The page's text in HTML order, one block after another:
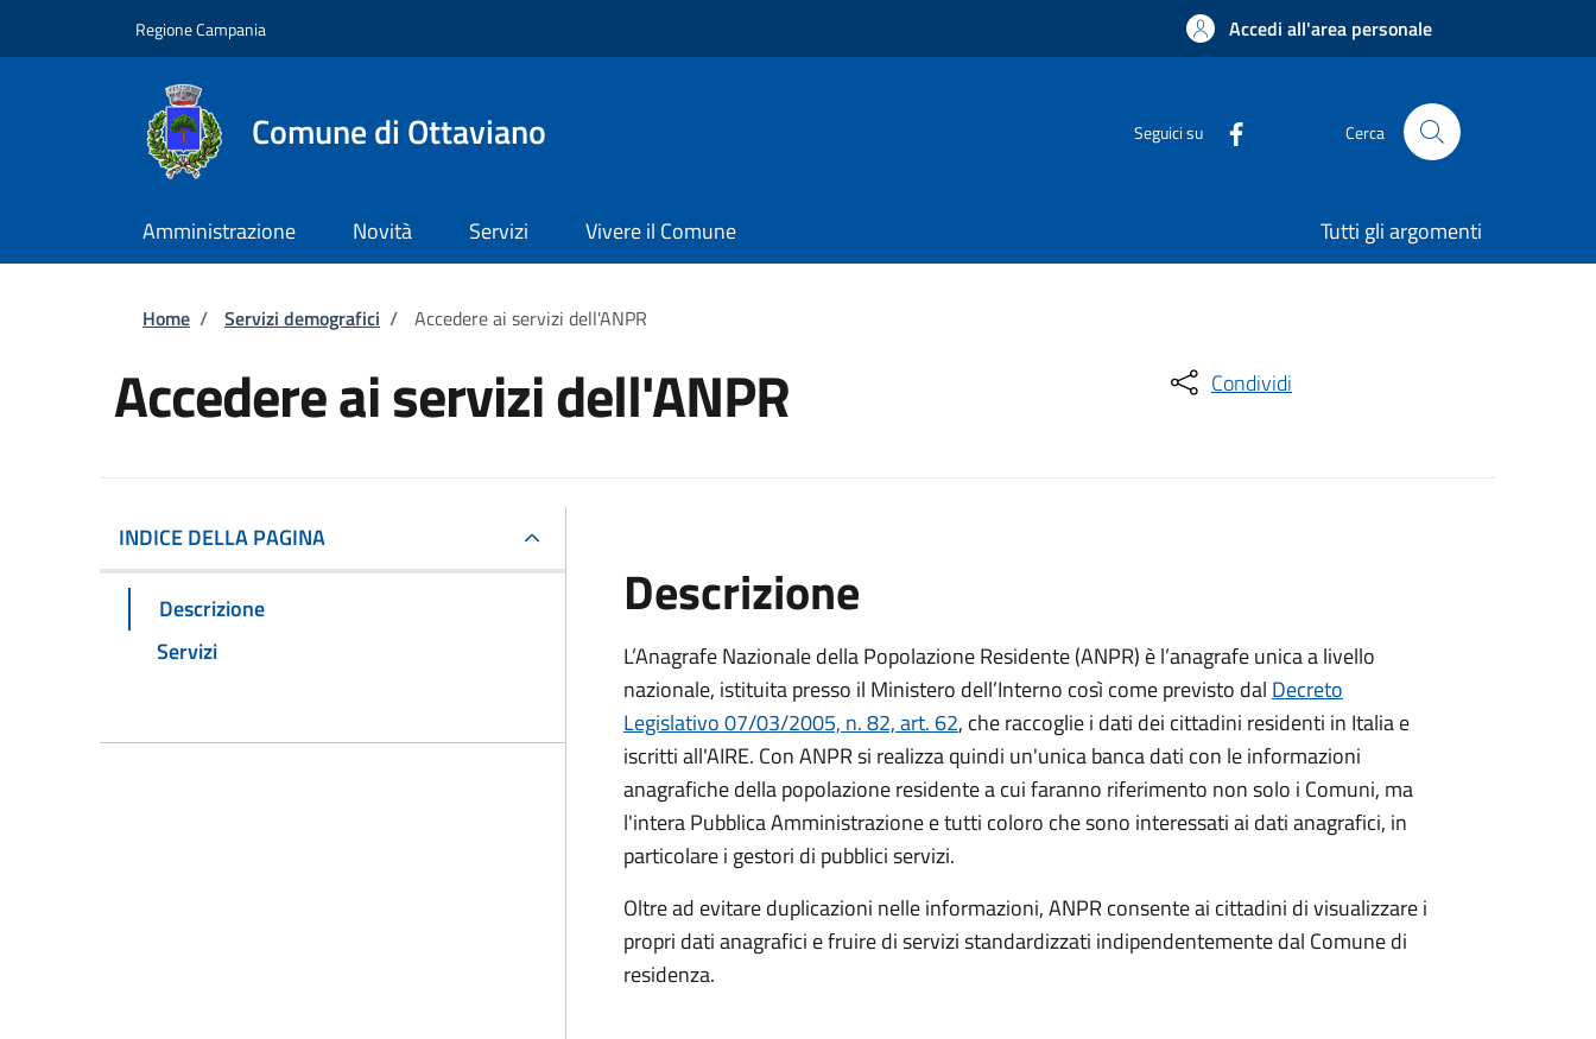
Regione Campania Accedi all'area personale
Comune di Ottaviano Seguici su Cerca
Amministrazione Novità Servizi Vivere il Comune Tutti gli argomenti
Briciole di pane
Home / Servizi demografici / Accedere ai servizi dell'ANPR
Accedere ai servizi dell'ANPR Condividi
INDICE DELLA PAGINA
Descrizione
Servizi
Descrizione
L’Anagrafe Nazionale della Popolazione Residente (ANPR) è l’anagrafe unica a livello
nazionale, istituita presso il Ministero dell’Interno così come previsto dal Decreto
Legislativo 07/03/2005, n. 82, art. 62, che raccoglie i dati dei cittadini residenti in Italia e
iscritti all'AIRE. Con ANPR si realizza quindi un'unica banca dati con le informazioni
anagrafiche della popolazione residente a cui faranno riferimento non solo i Comuni, ma
l'intera Pubblica Amministrazione e tutti coloro che sono interessati ai dati anagrafici, in
particolare i gestori di pubblici servizi.
Oltre ad evitare duplicazioni nelle informazioni, ANPR consente ai cittadini di visualizzare i
propri dati anagrafici e fruire di servizi standardizzati indipendentemente dal Comune di
residenza.